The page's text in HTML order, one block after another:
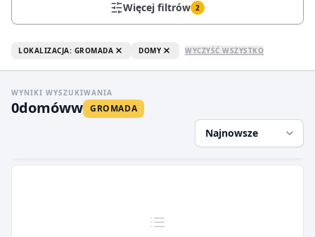
Więcej filtrów 2
LOKALIZACJA: GROMADA DOMY WYCZYŚĆ WSZYSTKO
WYNIKI WYSZUKIWANIA
0domóww GROMADA
Najnowsze